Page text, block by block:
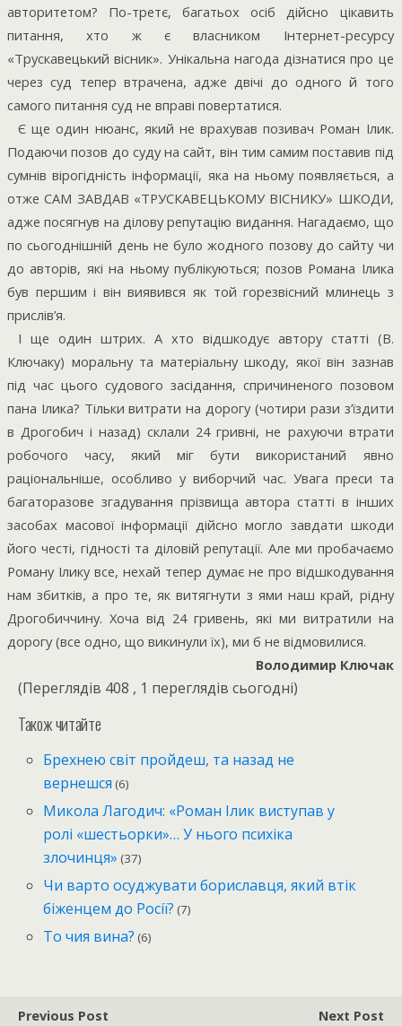
авторитетом? По-третє, багатьох осіб дійсно цікавить
питання, хто ж є власником Інтернет-ресурсу
«Трускавецький вісник». Унікальна нагода дізнатися про це
через суд тепер втрачена, адже двічі до одного й того
самого питання суд не вправі повертатися.
Є ще один нюанс, який не врахував позивач Роман Ілик.
Подаючи позов до суду на сайт, він тим самим поставив під
сумнів вірогідність інформації, яка на ньому появляється, а
отже САМ ЗАВДАВ «ТРУСКАВЕЦЬКОМУ ВІСНИКУ» ШКОДИ,
адже посягнув на ділову репутацію видання. Нагадаємо, що
по сьогоднішній день не було жодного позову до сайту чи
до авторів, які на ньому публікуються; позов Романа Ілика
був першим і він виявився як той горезвісний млинець з
прислів’я.
І ще один штрих. А хто відшкодує автору статті (В.
Ключаку) моральну та матеріальну шкоду, якої він зазнав
під час цього судового засідання, спричиненого позовом
пана Ілика? Тільки витрати на дорогу (чотири рази з’їздити
в Дрогобич і назад) склали 24 гривні, не рахуючи втрати
робочого часу, який міг бути використаний явно
раціональніше, особливо у виборчий час. Увага преси та
багаторазове згадування прізвища автора статті в інших
засобах масової інформації дійсно могло завдати шкоди
його честі, гідності та діловій репутації. Але ми пробачаємо
Роману Ілику все, нехай тепер думає не про відшкодування
нам збитків, а про те, як витягнути з ями наш край, рідну
Дрогобиччину. Хоча від 24 гривень, які ми витратили на
дорогу (все одно, що викинули їх), ми б не відмовилися.
Володимир Ключак
(Переглядів 408 , 1 переглядів сьогодні)
Також читайте
Брехнею світ пройдеш, та назад не
вернешся (6)
Микола Лагодич: «Роман Ілик виступав у
ролі «шестьорки»… У нього психіка
злочинця» (37)
Чи варто осуджувати бориславця, який втік
біженцем до Росії? (7)
То чия вина? (6)
Previous Post
Next Post